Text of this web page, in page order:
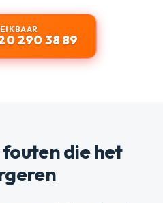
290 38 89
die het